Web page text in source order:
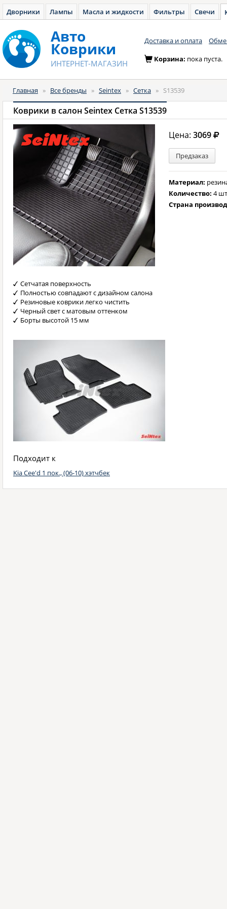
Дворники Лампы Масла и жидкости Фильтры Свечи
Авто
Коврики
ИНТЕРНЕТ-МАГАЗИН
Доставка и оплата
Корзина: пока пуста.
Главная » Все бренды » Seintex » Сетка » S13539
Коврики в салон Seintex Сетка S13539
Цена:3069
Предзаказ
Материал:
Количество:4
Страна
Сетчатая поверхность
Полностью совпадают с дизайном салона
Резиновые коврики легко чистить
Черный свет с матовым оттенком
Борты высотой 15 мм
Подходит к
Kia Cee'd 1 пок., (06-10) хэтчбек